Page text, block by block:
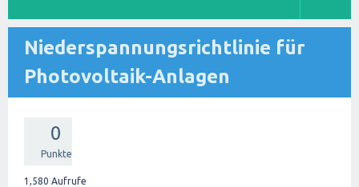
Niederspannungsrichtlinie für
Photovoltaik-Anlagen
0
Punkte
1,580 Aufrufe